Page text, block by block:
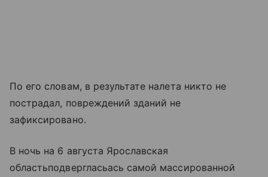
По его словам, в результате налета никто не
пострадал, повреждений зданий не
зафиксировано.
В ночь на 6 августа Ярославская
областьподвергласьась самой массированной